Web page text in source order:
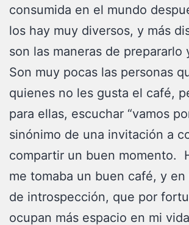
consumida en el mundo
los hay muy diversos, y más
son las maneras de prepararlo
Son muy pocas las personas
quienes no les gusta el café,
para ellas, escuchar “vamos
sinónimo de una invitación a
compartir un buen momento.
me tomaba un buen café, y
de introspección, que por
ocupan más espacio en mi